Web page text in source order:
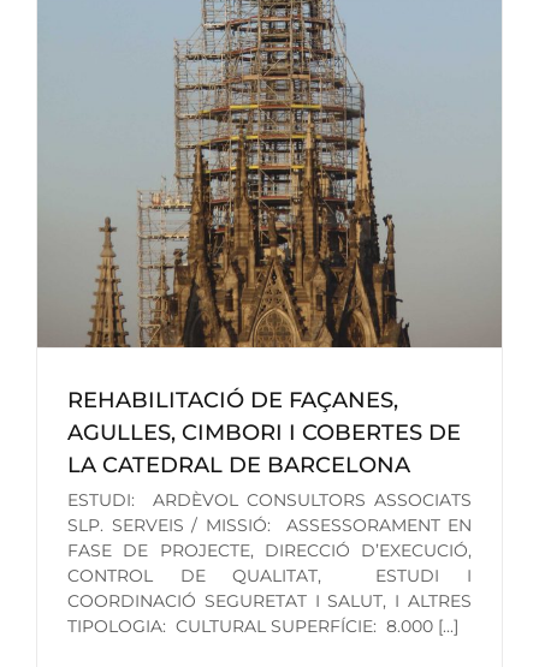
REHABILITACIÓ DE FAÇANES,
AGULLES, CIMBORI I COBERTES DE
LA CATEDRAL DE BARCELONA
ESTUDI: ARDÈVOL CONSULTORS ASSOCIATS
SLP. SERVEIS / MISSIÓ: ASSESSORAMENT EN
FASE DE PROJECTE, DIRECCIÓ D’EXECUCIÓ,
CONTROL DE QUALITAT, ESTUDI I
COORDINACIÓ SEGURETAT I SALUT, I ALTRES
TIPOLOGIA: CULTURAL SUPERFÍCIE: 8.000 [...]